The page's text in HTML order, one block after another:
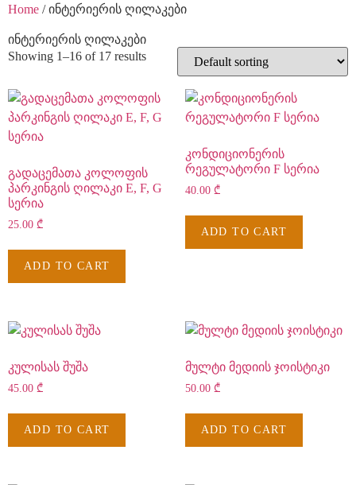
Home / ინტერიერის ღილაკები
ინტერიერის ღილაკები
Showing 1–16 of 17 results
გადაცემათა კოლოფის
პარკინგის ღილაკი E, F, G
სერია
25.00 ₾
ADD TO CART
კონდიციონერის
რეგულატორი F სერია
40.00 ₾
ADD TO CART
კულისას შუშა
45.00 ₾
ADD TO CART
მულტი მედიის ჯოისტიკი
50.00 ₾
ADD TO CART